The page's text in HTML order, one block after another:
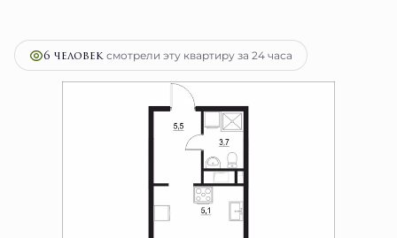
6 человексмотрели эту квартиру за 24 часа